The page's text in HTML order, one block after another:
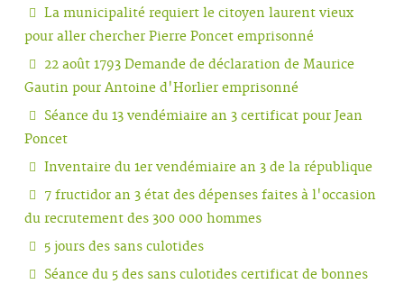
La municipalité requiert le citoyen laurent vieux
pour aller chercher Pierre Poncet emprisonné
22 août 1793 Demande de déclaration de Maurice
Gautin pour Antoine d'Horlier emprisonné
Séance du 13 vendémiaire an 3 certificat pour Jean
Poncet
Inventaire du 1er vendémiaire an 3 de la république
7 fructidor an 3 état des dépenses faites à l'occasion
du recrutement des 300 000 hommes
5 jours des sans culotides
Séance du 5 des sans culotides certificat de bonnes